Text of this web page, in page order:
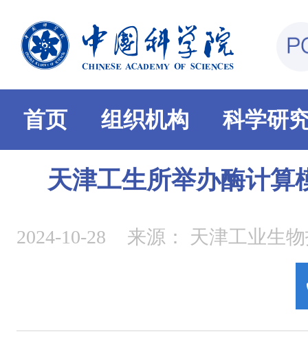
首页 组织机构 科学研
天津工生所举办酶计算
2024-10-28 来源： 天津工业生